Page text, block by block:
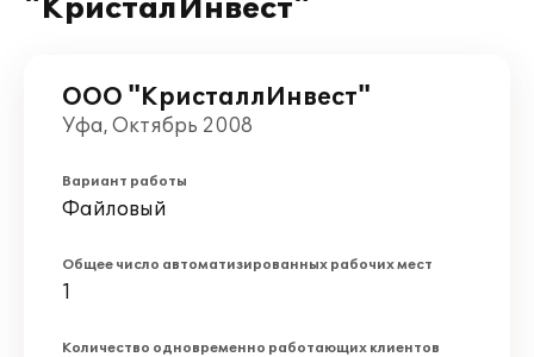
"КристалИнвест"
ООО "КристаллИнвест"
Уфа, Октябрь 2008
Вариант работы
Файловый
Общее число автоматизированных рабочих мест
1
Количество одновременно работающих клиентов